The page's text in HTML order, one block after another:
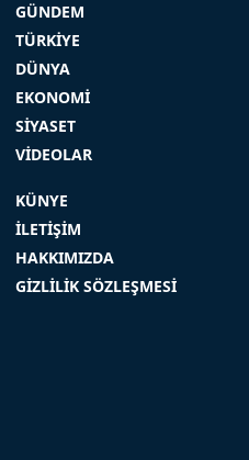
GÜNDEM
TÜRKİYE
DÜNYA
EKONOMİ
SİYASET
VİDEOLAR
KÜNYE
İLETİŞİM
HAKKIMIZDA
GİZLİLİK SÖZLEŞMESİ